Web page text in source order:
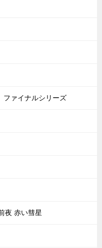
ファイナルシリーズ
夜 赤い彗星